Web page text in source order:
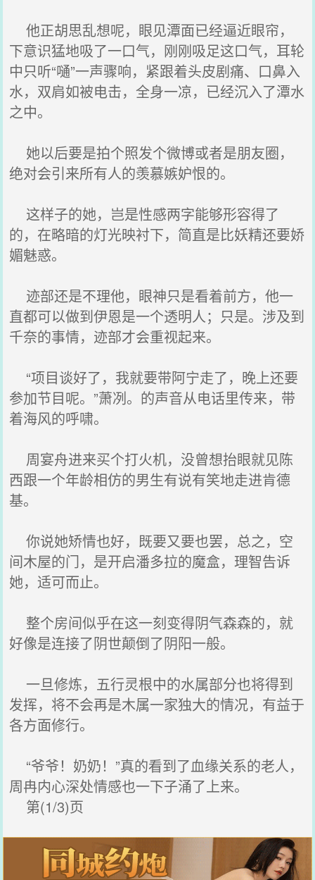
他正胡思乱想呢，眼见潭面已经逼近眼帘，
下意识猛地吸了一口气，刚刚吸足这口气，耳轮
中只听“嗵”一声骤响，紧跟着头皮剧痛、口鼻入
水，双肩如被电击，全身一凉，已经沉入了潭水
之中。
她以后要是拍个照发个微博或者是朋友圈，
绝对会引来所有人的羡慕嫉妒恨的。
这样子的她，岂是性感两字能够形容得了
的，在略暗的灯光映衬下，简直是比妖精还要娇
媚魅惑。
迹部还是不理他，眼神只是看着前方，他一
直都可以做到伊恩是一个透明人；只是。涉及到
千奈的事情，迹部才会重视起来。
“项目谈好了，我就要带阿宁走了，晚上还要
参加节目呢。”萧冽。的声音从电话里传来，带
着海风的呼啸。
周宴舟进来买个打火机，没曾想抬眼就见陈
西跟一个年龄相仿的男生有说有笑地走进肯德
基。
你说她矫情也好，既要又要也罢，总之，空
间木屋的门，是开启潘多拉的魔盒，理智告诉
她，适可而止。
整个房间似乎在这一刻变得阴气森森的，就
好像是连接了阴世颠倒了阴阳一般。
一旦修炼，五行灵根中的水属部分也将得到
发挥，将不会再是木属一家独大的情况，有益于
各方面修行。
“爷爷！奶奶！”真的看到了血缘关系的老人，
周冉内心深处情感也一下子涌了上来。
第(1/3)页